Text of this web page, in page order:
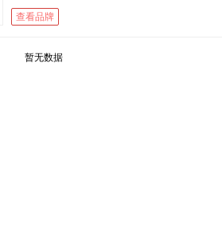
查看品牌
暂无数据